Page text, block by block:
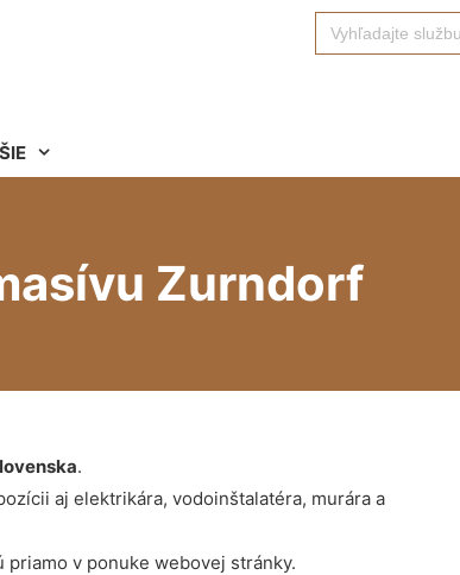
Search
for:
Zurndorf
.
aj elektrikára, vodoinštalatéra, murára a
v ponuke webovej stránky.